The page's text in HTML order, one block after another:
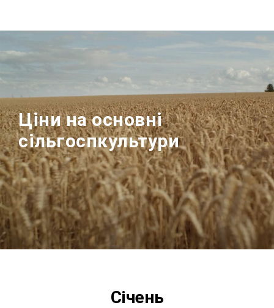
Ціни на основні
сільгоспкультури
Січень